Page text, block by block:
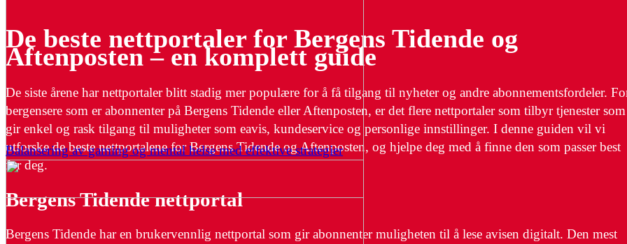
Balansering av gaming og mental helse med effektive strategier
De beste nettportaler for Bergens Tidende og
Aftenposten – en komplett guide
De siste årene har nettportaler blitt stadig mer populære for å få tilgang til nyheter og andre abonnementsfordeler.
bergensere som er abonnenter på Bergens Tidende eller Aftenposten, er det flere nettportaler som tilbyr tjenester som
gir enkel og rask tilgang til muligheter som eavis, kundeservice og personlige innstillinger. I denne guiden vil vi
utforske de beste nettportalene for Bergens Tidende og Aftenposten, og hjelpe deg med å finne den som passer best
for deg.
Bergens Tidende nettportal
Bergens Tidende har en brukervennlig nettportal som gir abonnenter muligheten til å lese avisen digitalt. Den mest